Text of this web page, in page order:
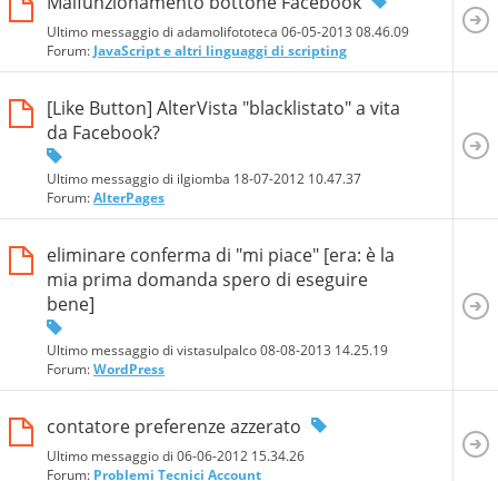
Ultimo messaggio di adamolifototeca 06-05-2013 08.46.09
Forum: JavaScript e altri linguaggi di scripting
[Like Button] AlterVista "blacklistato" a vita
da Facebook?
Ultimo messaggio di ilgiomba 18-07-2012 10.47.37
Forum:AlterPages
eliminare conferma di "mi piace" [era: è la
mia prima domanda spero di eseguire
bene]
Ultimo messaggio di vistasulpalco 08-08-2013 14.25.19
Forum:WordPress
contatore preferenze azzerato
Ultimo messaggio di 06-06-2012 15.34.26
Forum: Problemi Tecnici Account